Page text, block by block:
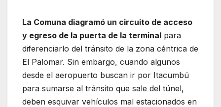
La Comuna diagramó un circuito de acceso
y egreso de la puerta de la terminal para
diferenciarlo del tránsito de la zona céntrica de
El Palomar. Sin embargo, cuando algunos
desde el aeropuerto buscan ir por Itacumbú
para sumarse al tránsito que sale del túnel,
deben esquivar vehículos mal estacionados en